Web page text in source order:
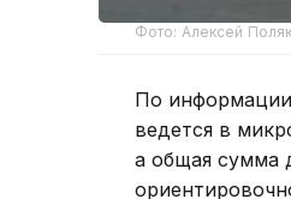
Фото: Алексей
По информации
ведется в
а общая сумма